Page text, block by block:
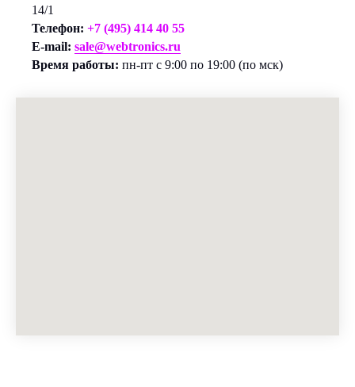
14/1
Телефон: +7 (495) 414 40 55
E-mail: sale@webtronics.ru
Время работы: пн-пт с 9:00 по 19:00 (по мск)